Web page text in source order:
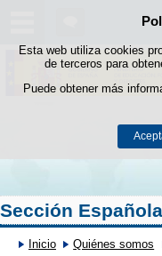
Esta web utiliza cookies
de terceros para
Puede obtener más
Sección
Inicio Quiénes somos